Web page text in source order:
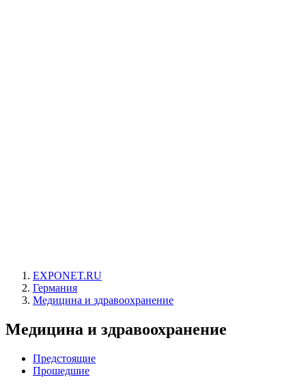
EXPONET.RU
Германия
Медицина и здравоохранение
Медицина и здравоохранение
Предстоящие
Прошедшие